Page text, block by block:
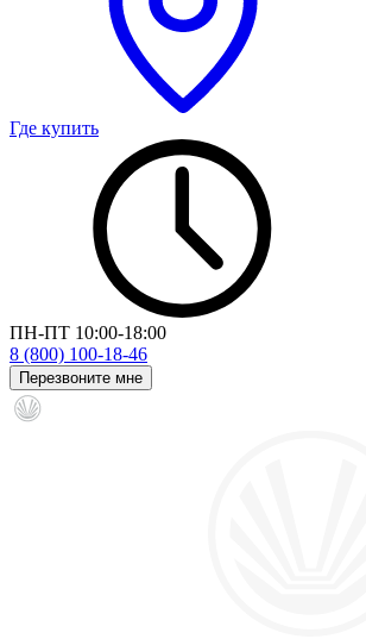
Где купить
ПН-ПТ 10:00-18:00
8 (800) 100-18-46
Перезвоните мне